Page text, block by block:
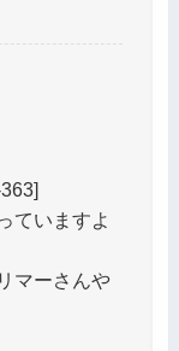
ていますよ
マーさんや